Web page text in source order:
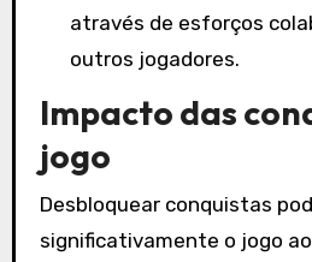
através de esforços
outros jogadores.
Impacto das
jogo
Desbloquear conquistas
significativamente o jogo